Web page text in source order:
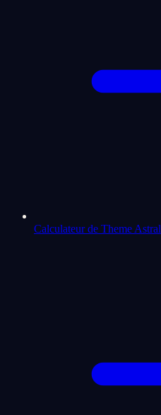
Calculateur de Theme Astral